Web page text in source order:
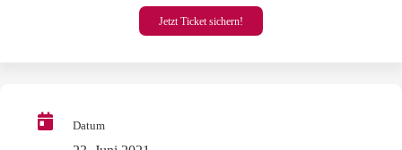
Jetzt Ticket sichern!
Datum